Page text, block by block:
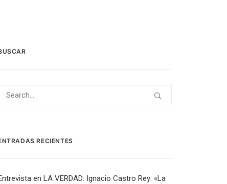
RECIENTES
en LA VERDAD: Ignacio Castro Rey: «La